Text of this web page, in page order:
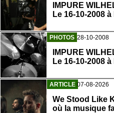
IMPURE
Le 16-10-2008
PHOTOS 28-10-2008
IMPURE
Le 16-10-2008
ARTICLE 07-08-2026
We Stood Like
où la musique